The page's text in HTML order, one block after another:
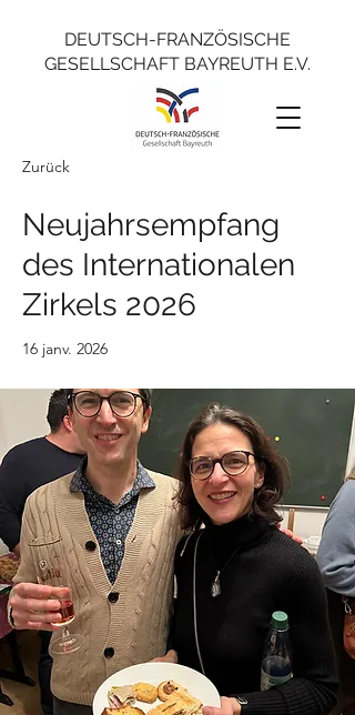
DEUTSCH-FRANZÖSISCHE
GESELLSCHAFT BAYREUTH E.V.
Zurück
Neujahrsempfang
des Internationalen
Zirkels 2026
16 janv. 2026